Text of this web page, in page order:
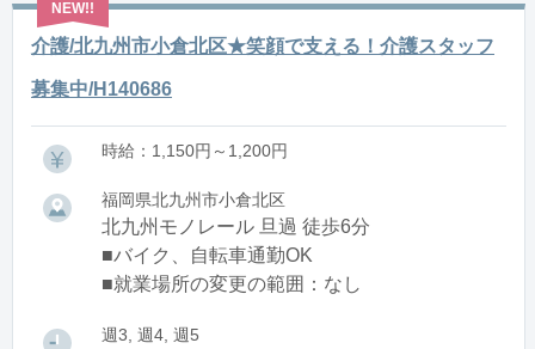
介護/北九州市小倉北区★笑顔で支える！介護スタッフ
募集中/H140686
時給：1,150円～1,200円
福岡県北九州市小倉北区
北九州モノレール 旦過 徒歩6分
■バイク、自転車通勤OK
■就業場所の変更の範囲：なし
週3, 週4, 週5